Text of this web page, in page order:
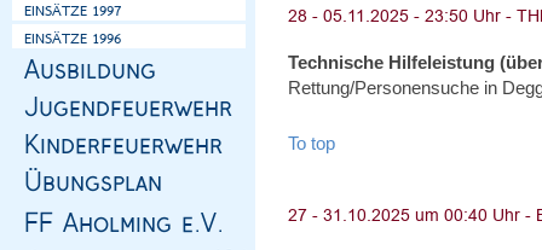
Technische Hilfeleistung
Rettung/Personensuche in
To top